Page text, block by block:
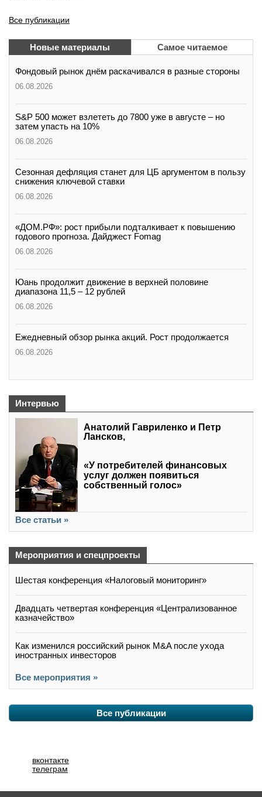
Все публикации
Новые материалы Самое читаемое
Фондовый рынок днём раскачивался в разные стороны
06.08.2026
S&P 500 может взлететь до 7800 уже в августе – но
затем упасть на 10%
06.08.2026
Сезонная дефляция станет для ЦБ аргументом в пользу
снижения ключевой ставки
06.08.2026
«ДОМ.РФ»: рост прибыли подталкивает к повышению
годового прогноза. Дайджест Fomag
06.08.2026
Юань продолжит движение в верхней половине
диапазона 11,5 – 12 рублей
06.08.2026
Ежедневный обзор рынка акций. Рост продолжается
06.08.2026
Интервью
Анатолий Гавриленко и Петр
Лансков,
«У потребителей финансовых
услуг должен появиться
собственный голос»
Все статьи »
Мероприятия и спецпроекты
Шестая конференция «Налоговый мониторинг»
Двадцать четвертая конференция «Централизованное
казначейство»
Как изменился российский рынок M&A после ухода
иностранных инвесторов
Все мероприятия »
Все публикации
вконтакте
телеграм